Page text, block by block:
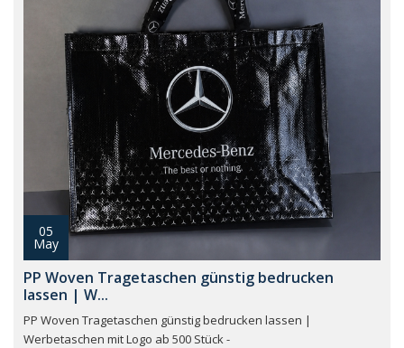
05
May
PP Woven Tragetaschen günstig bedrucken
lassen | W...
PP Woven Tragetaschen günstig bedrucken lassen |
Werbetaschen mit Logo ab 500 Stück -